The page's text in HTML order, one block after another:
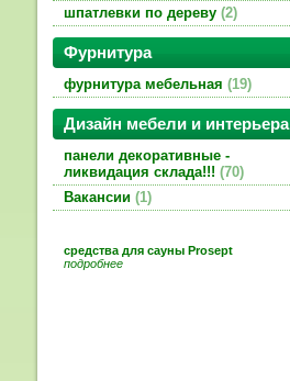
шпатлевки по дереву 2
Фурнитура
фурнитура мебельная 19
Дизайн мебели и интерьера
панели декоративные -
ликвидация склада!!! 70
Вакансии 1
средства для сауны Prosept
подробнее